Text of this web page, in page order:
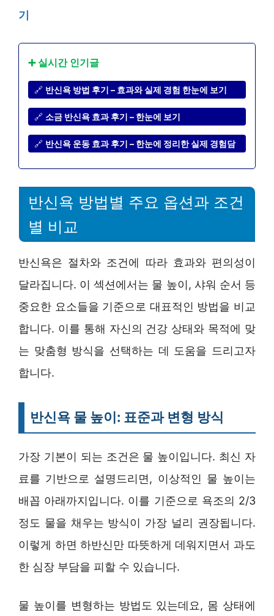
기
➕ 실시간 인기글
🔗 반신욕 방법 후기 – 효과와 실제 경험 한눈에 보기
🔗 소금 반신욕 효과 후기 – 한눈에 보기
🔗 반신욕 운동 효과 후기 – 한눈에 정리한 실제 경험담
반신욕 방법별 주요 옵션과 조건
별 비교
반신욕은 절차와 조건에 따라 효과와 편의성이
달라집니다. 이 섹션에서는 물 높이, 샤워 순서 등
중요한 요소들을 기준으로 대표적인 방법을 비교
합니다. 이를 통해 자신의 건강 상태와 목적에 맞
는 맞춤형 방식을 선택하는 데 도움을 드리고자
합니다.
반신욕 물 높이: 표준과 변형 방식
가장 기본이 되는 조건은 물 높이입니다. 최신 자
료를 기반으로 설명드리면, 이상적인 물 높이는
배꼽 아래까지입니다. 이를 기준으로 욕조의 2/3
정도 물을 채우는 방식이 가장 널리 권장됩니다.
이렇게 하면 하반신만 따뜻하게 데워지면서 과도
한 심장 부담을 피할 수 있습니다.
물 높이를 변형하는 방법도 있는데요, 몸 상태에